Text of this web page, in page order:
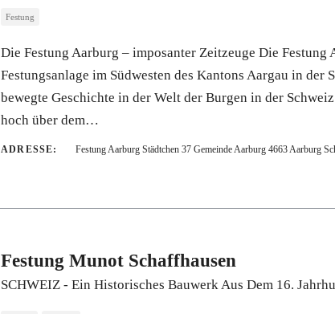
Festung
Die Festung Aarburg – imposanter Zeitzeuge Die Festung
Festungsanlage im Südwesten des Kantons Aargau in der
bewegte Geschichte in der Welt der Burgen in der
hoch über dem…
ADRESSE: Festung Aarburg Städtchen 37 Gemeinde Aarburg 4663 Aarburg
Festung Munot Schaffhausen
SCHWEIZ - Ein Historisches Bauwerk Aus Dem 16.